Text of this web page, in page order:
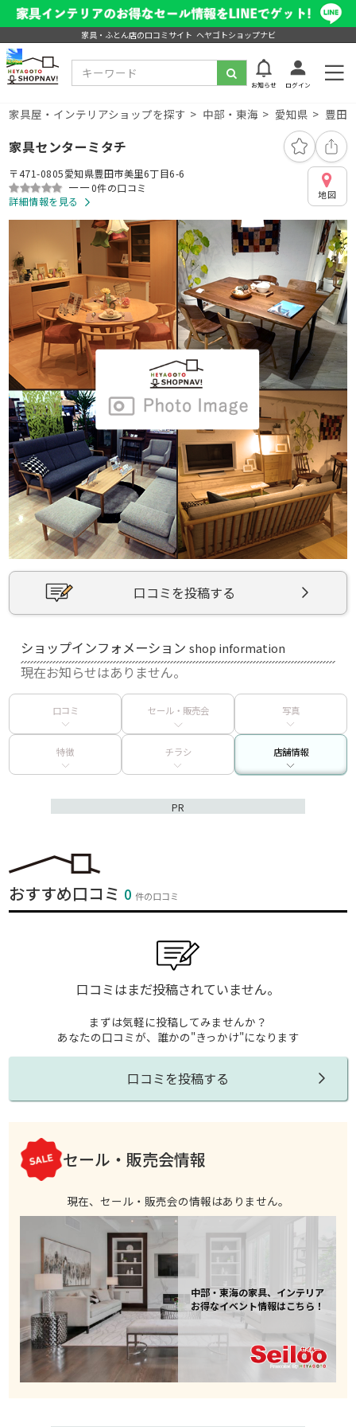
家具・ふとん店の口コミサイト ヘヤゴトショップナビ
お知らせ ログイン
家具屋・インテリアショップを探す 中部・東海 愛知県 豊田
家具センターミタチ
〒471-0805愛知県豊田市美里6丁目6-6
ーー0件の口コミ
詳細情報を見る
地図
口コミを投稿する
ショップインフォメーションshop information
現在お知らせはありません。
口コミ セール・販売会 写真
特徴 チラシ 店舗情報
PR
おすすめ口コミ 0件の口コミ
口コミはまだ投稿されていません。
まずは気軽に投稿してみませんか？
あなたの口コミが、誰かの"きっかけ"になります
口コミを投稿する
セール・販売会情報
現在、セール・販売会の情報はありません。
中部・東海の家具、インテリア
お得なイベント情報はこちら！